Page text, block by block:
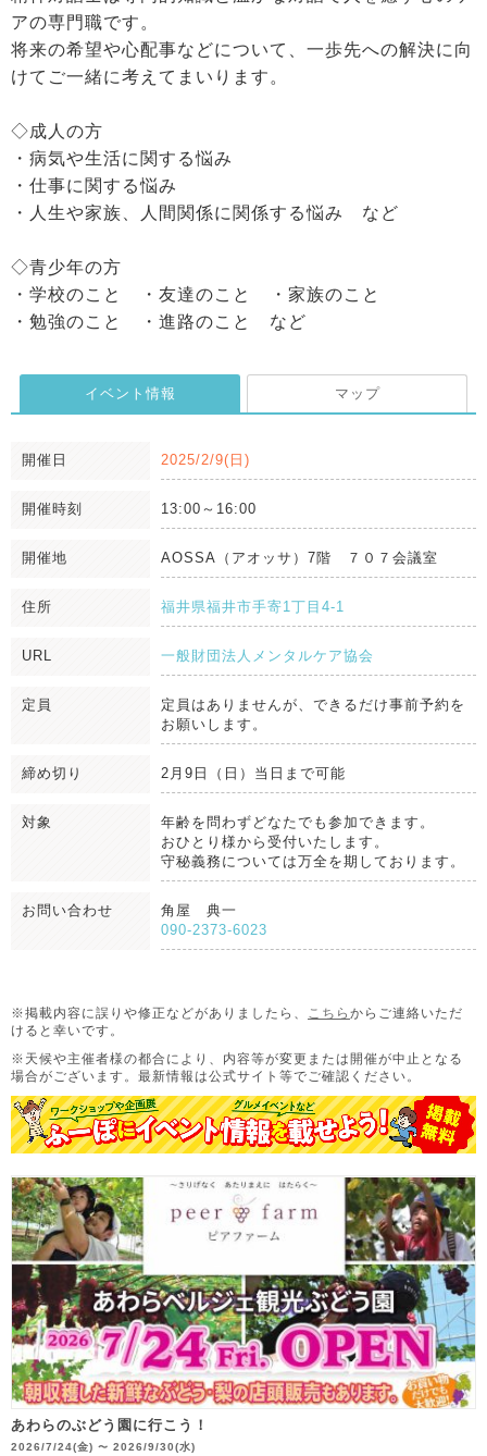
アの専門職です。‌
将来の希望や心配事などについて、一歩先への解決に向
けてご一緒に考えてまいります。‌
◇成人の方‌
・病気や生活に関する悩み‌
・仕事に関する悩み‌
・人生や家族、人間関係に関係する悩み など‌
◇青少年の方‌
・学校のこと ・友達のこと ・家族のこと ‌
・勉強のこと ・進路のこと など‌
イベント情報 マップ
開催日 2025/2/9(日)
開催時刻 13:00～16:00
開催地 AOSSA（アオッサ）7階 ７０７会議室
住所 福井県福井市手寄1丁目4-1
URL 一般財団法人メンタルケア協会
定員
定員はありませんが、できるだけ事前予約を
お願いします。
締め切り 2月9日（日）当日まで可能
対象
年齢を問わずどなたでも参加できます。
おひとり様から受付いたします。
守秘義務については万全を期しております。
お問い合わせ
角屋 典一
090-2373-6023
※掲載内容に誤りや修正などがありましたら、 こちら からご連絡いただ
けると幸いです。
※天候や主催者様の都合により、内容等が変更または開催が中止となる
場合がございます。 最新情報は公式サイト等でご確認ください。
あわらのぶどう園に行こう！
2026/7/24(金) 〜 2026/9/30(水)